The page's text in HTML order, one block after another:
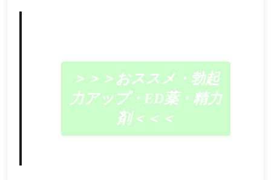
＞＞＞おススメ・勃起
力アップ・ED薬・精力
剤＜＜＜